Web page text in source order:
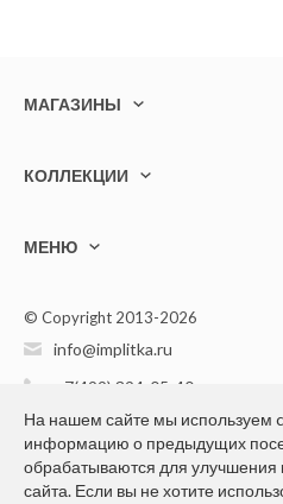
МАГАЗИНЫ
КОЛЛЕКЦИИ
МЕНЮ
© Copyright 2013-2026
info@implitka.ru
+7(499) 394-05-40
На нашем сайте мы
информацию о предыдущих
обрабатываются для улучшения
сайта. Если вы не хотите